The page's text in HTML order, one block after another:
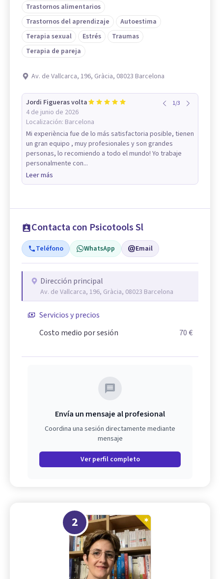
Trastornos alimentarios
Trastornos del aprendizaje
Autoestima
Terapia sexual
Estrés
Traumas
Terapia de pareja
Av. de Vallcarca, 196, Gràcia, 08023 Barcelona
Jordi Figueras volta
4 de junio de 2026
Localización: Barcelona
1/3
Mi experiència fue de lo más satisfactoria posible, tienen
un gran equipo , muy profesionales y son grandes
personas, lo recomiendo a todo el mundo! Yo trabaje
personalmente con...
Leer más
Contacta con Psicotools Sl
Teléfono WhatsApp Email
Dirección principal
Av. de Vallcarca, 196, Gràcia, 08023 Barcelona
Servicios y precios
Costo medio por sesión
70 €
Envía un mensaje al profesional
Coordina una sesión directamente mediante
mensaje
Ver perfil completo
2